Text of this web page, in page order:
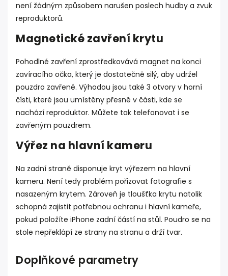
není žádným způsobem narušen poslech hudby a zvuk
reproduktorů.
Magnetické zavření krytu
Pohodlné zavření zprostředkovává magnet na konci
zavíracího očka, který je dostatečně silý, aby udržel
pouzdro zavřené. Výhodou jsou také 3 otvory v horní
čísti, které jsou umístěny přesně v části, kde se
nachází reproduktor. Můžete tak telefonovat i se
zavřeným pouzdrem.
Výřez na hlavní kameru
Na zadní straně disponuje kryt výřezem na hlavní
kameru. Není tedy problém pořizovat fotografie s
nasazeným krytem. Zároveň je tloušťka krytu natolik
schopná zajistit potřebnou ochranu i hlavní kameře,
pokud položíte iPhone zadní částí na stůl. Poudro se na
stole nepřeklápí ze strany na stranu a drží tvar.
Doplňkové parametry